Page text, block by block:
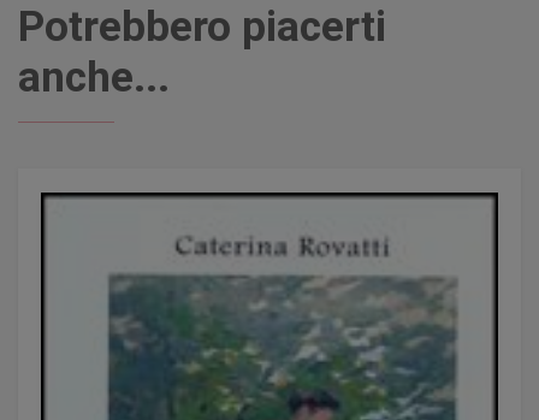
Potrebbero piacerti
anche...